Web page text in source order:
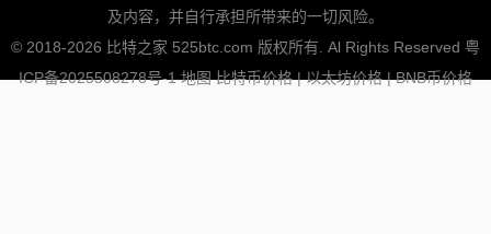
及内容，并自行承担所带来的一切风险。
© 2018-2026 比特之家 525btc.com 版权所有. Al Rights Reserved 粤
ICP备2025508278号-1 地图 比特币价格|以太坊价格|BNB币价格